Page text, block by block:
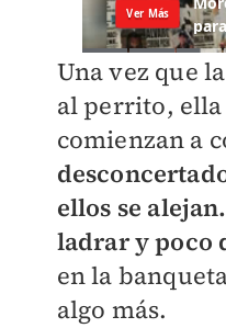
Una vez que
al perrito,
comienzan a
ellos se
ladrar y poco
en la
algo más.